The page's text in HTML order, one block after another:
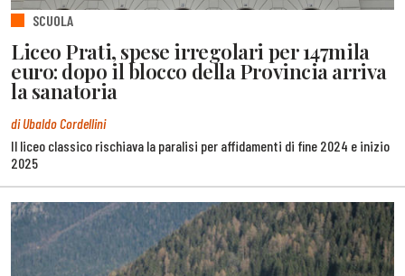
SCUOLA
Liceo Prati, spese irregolari per 147mila
euro: dopo il blocco della Provincia arriva
la sanatoria
di Ubaldo Cordellini
Il liceo classico rischiava la paralisi per affidamenti di fine 2024 e inizio
2025